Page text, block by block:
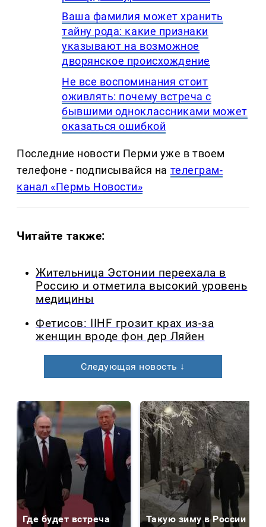
Ваша фамилия может хранить
тайну рода: какие признаки
указывают на возможное
дворянское происхождение
Не все воспоминания стоит
оживлять: почему встреча с
бывшими одноклассниками может
оказаться ошибкой
Последние новости Перми уже в твоем
телефоне - подписывайся на телеграм-
канал «Пермь Новости»
Читайте также:
Жительница Эстонии переехала в
Россию и отметила высокий уровень
медицины
Фетисов: IIHF грозит крах из-за
женщин вроде фон дер Ляйен
Следующая новость ↓
Где будет встреча
Такую зиму в России